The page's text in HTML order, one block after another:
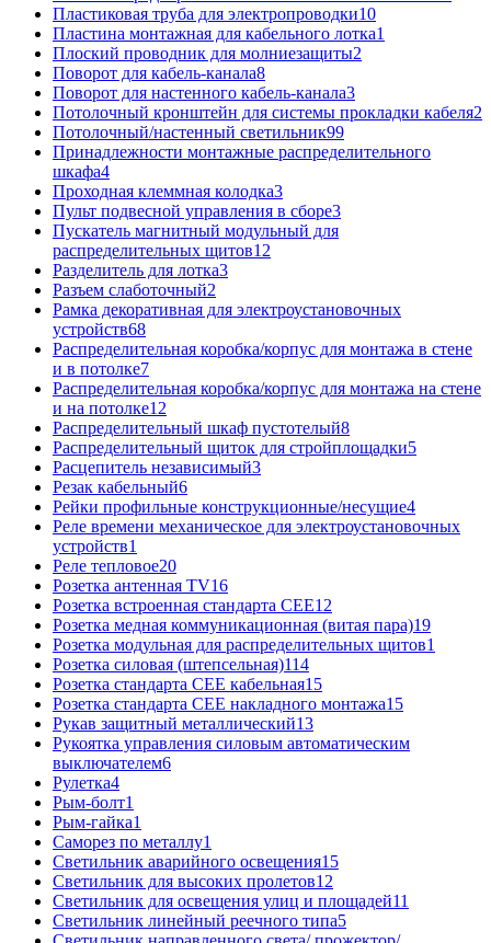
Пластиковая труба для электропроводки10
Пластина монтажная для кабельного лотка1
Плоский проводник для молниезащиты2
Поворот для кабель-канала8
Поворот для настенного кабель-канала3
Потолочный кронштейн для системы прокладки кабеля2
Потолочный/настенный светильник99
Принадлежности монтажные распределительного
шкафа4
Проходная клеммная колодка3
Пульт подвесной управления в сборе3
Пускатель магнитный модульный для
распределительных щитов12
Разделитель для лотка3
Разъем слаботочный2
Рамка декоративная для электроустановочных
устройств68
Распределительная коробка/корпус для монтажа в стене
и в потолке7
Распределительная коробка/корпус для монтажа на стене
и на потолке12
Распределительный шкаф пустотелый8
Распределительный щиток для стройплощадки5
Расцепитель независимый3
Резак кабельный6
Рейки профильные конструкционные/несущие4
Реле времени механическое для электроустановочных
устройств1
Реле тепловое20
Розетка антенная TV16
Розетка встроенная стандарта CEE12
Розетка медная коммуникационная (витая пара)19
Розетка модульная для распределительных щитов1
Розетка силовая (штепсельная)114
Розетка стандарта СЕЕ кабельная15
Розетка стандарта СЕЕ накладного монтажа15
Рукав защитный металлический13
Рукоятка управления силовым автоматическим
выключателем6
Рулетка4
Рым-болт1
Рым-гайка1
Саморез по металлу1
Светильник аварийного освещения15
Светильник для высоких пролетов12
Светильник для освещения улиц и площадей11
Светильник линейный реечного типа5